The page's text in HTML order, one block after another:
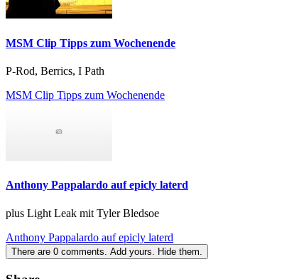
MSM Clip Tipps zum Wochenende
P-Rod, Berrics, I Path
MSM Clip Tipps zum Wochenende
Anthony Pappalardo auf epicly laterd
plus Light Leak mit Tyler Bledsoe
Anthony Pappalardo auf epicly laterd
There are 0 comments. Add yours. Hide them.